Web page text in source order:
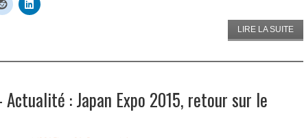
LIRE LA SUITE
: Japan Expo 2015, retour sur le